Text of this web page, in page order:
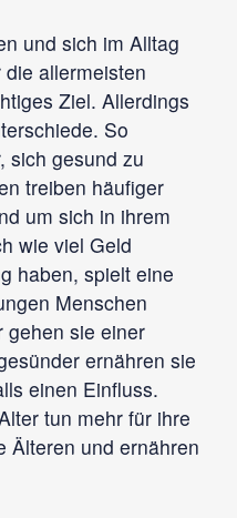
und sich im Alltag
allermeisten
Ziel. Allerdings
So
sich gesund zu
treiben häufiger
um sich in ihrem
wie viel Geld
haben, spielt eine
Menschen
gehen sie einer
ernähren sie
einen Einfluss.
tun mehr für ihre
Älteren und ernähren